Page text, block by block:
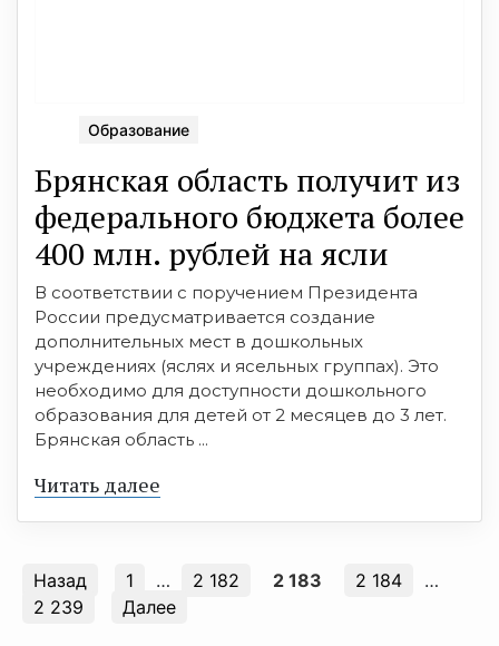
Образование
Брянская область получит из
федерального бюджета более
400 млн. рублей на ясли
В соответствии с поручением Президента
России предусматривается создание
дополнительных мест в дошкольных
учреждениях (яслях и ясельных группах). Это
необходимо для доступности дошкольного
образования для детей от 2 месяцев до 3 лет.
Брянская область ...
Читать далее
Назад 1 … 2 182 2 183 2 184
…
2 239
Далее